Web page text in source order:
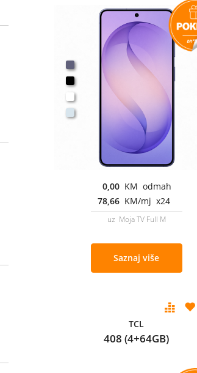
0,00 KM odmah
78,66 KM/mj x24
uz Moja TV Full M
Saznaj više
TCL
408 (4+64GB)